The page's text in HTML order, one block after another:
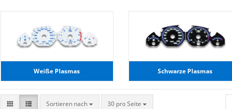
Weiße Plasmas Schwarze Plasmas
Sortieren nach 30 pro Seite